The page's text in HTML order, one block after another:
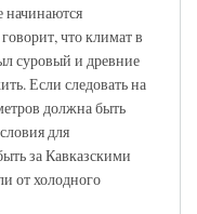
начинаются
что климат в
суровый и древние
Если следовать на
должна быть
для
за Кавказскими
от холодного